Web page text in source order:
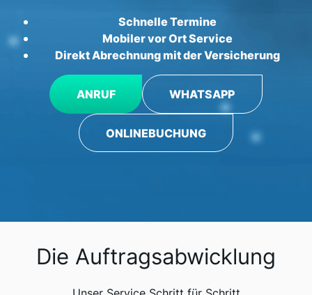
Schnelle Termine
Mobiler vor Ort Service
Direkt Abrechnung mit der Versicherung
ANRUF WHATSAPP
ONLINEBUCHUNG
Die Auftragsabwicklung